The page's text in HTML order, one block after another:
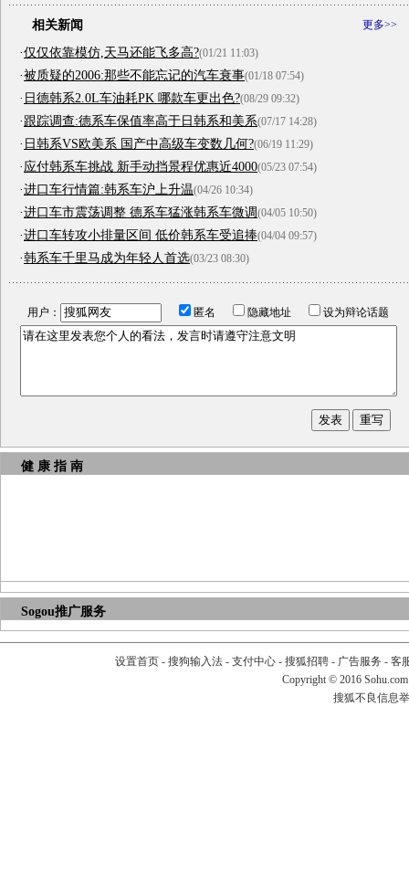
更多>>
相关新闻
·仅仅依靠模仿,天马还能飞多高?(01/21 11:03)
·被质疑的2006:那些不能忘记的汽车衰事(01/18 07:54)
· 日德韩系2.0L车油耗PK 哪款车更出色?(08/29 09:32)
·跟踪调查:德系车保值率高于日韩系和美系(07/17 14:28)
· 日韩系VS欧美系 国产中高级车变数几何?(06/19 11:29)
·应付韩系车挑战 新手动挡景程优惠近4000(05/23 07:54)
·进口车行情篇:韩系车沪上升温(04/26 10:34)
·进口车市震荡调整 德系车猛涨韩系车微调(04/05 10:50)
·进口车转攻小排量区间 低价韩系车受追捧(04/04 09:57)
·韩系车千里马成为年轻人首选(03/23 08:30)
用户： 匿名 隐藏地址 设为辩论话题
健 康 指 南
Sogou推广服务
设置首页- 搜狗输入法- 支付中心- 搜狐招聘- 广告服务 - 客
Copyright © 2016
搜狐不良信息